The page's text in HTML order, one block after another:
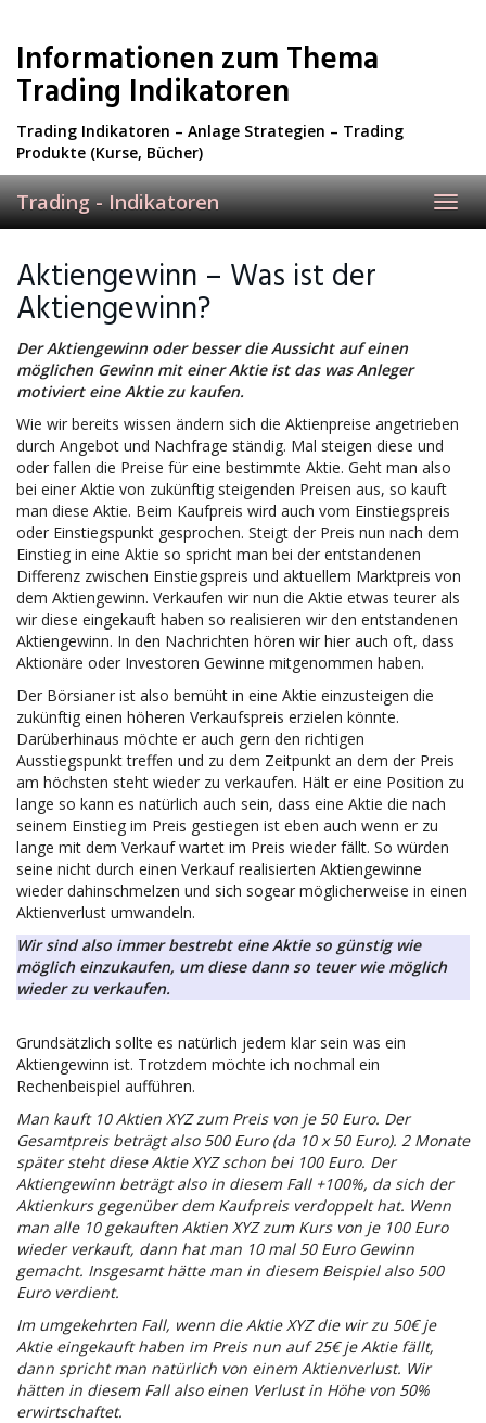
main
content
Informationen zum Thema
Trading Indikatoren
Trading Indikatoren – Anlage Strategien – Trading
Produkte (Kurse, Bücher)
Trading - Indikatoren
Aktiengewinn – Was ist der
Aktiengewinn?
Der Aktiengewinn oder besser die Aussicht auf einen
möglichen Gewinn mit einer Aktie ist das was Anleger
motiviert eine Aktie zu kaufen.
Wie wir bereits wissen ändern sich die Aktienpreise angetrieben
durch Angebot und Nachfrage ständig. Mal steigen diese und
oder fallen die Preise für eine bestimmte Aktie. Geht man also
bei einer Aktie von zukünftig steigenden Preisen aus, so kauft
man diese Aktie. Beim Kaufpreis wird auch vom Einstiegspreis
oder Einstiegspunkt gesprochen. Steigt der Preis nun nach dem
Einstieg in eine Aktie so spricht man bei der entstandenen
Differenz zwischen Einstiegspreis und aktuellem Marktpreis von
dem Aktiengewinn. Verkaufen wir nun die Aktie etwas teurer als
wir diese eingekauft haben so realisieren wir den entstandenen
Aktiengewinn. In den Nachrichten hören wir hier auch oft, dass
Aktionäre oder Investoren Gewinne mitgenommen haben.
Der Börsianer ist also bemüht in eine Aktie einzusteigen die
zukünftig einen höheren Verkaufspreis erzielen könnte.
Darüberhinaus möchte er auch gern den richtigen
Ausstiegspunkt treffen und zu dem Zeitpunkt an dem der Preis
am höchsten steht wieder zu verkaufen. Hält er eine Position zu
lange so kann es natürlich auch sein, dass eine Aktie die nach
seinem Einstieg im Preis gestiegen ist eben auch wenn er zu
lange mit dem Verkauf wartet im Preis wieder fällt. So würden
seine nicht durch einen Verkauf realisierten Aktiengewinne
wieder dahinschmelzen und sich sogear möglicherweise in einen
Aktienverlust umwandeln.
Wir sind also immer bestrebt eine Aktie so günstig wie
möglich einzukaufen, um diese dann so teuer wie möglich
wieder zu verkaufen.
Grundsätzlich sollte es natürlich jedem klar sein was ein
Aktiengewinn ist. Trotzdem möchte ich nochmal ein
Rechenbeispiel aufführen.
Man kauft 10 Aktien XYZ zum Preis von je 50 Euro. Der
Gesamtpreis beträgt also 500 Euro (da 10 x 50 Euro). 2 Monate
später steht diese Aktie XYZ schon bei 100 Euro. Der
Aktiengewinn beträgt also in diesem Fall +100%, da sich der
Aktienkurs gegenüber dem Kaufpreis verdoppelt hat. Wenn
man alle 10 gekauften Aktien XYZ zum Kurs von je 100 Euro
wieder verkauft, dann hat man 10 mal 50 Euro Gewinn
gemacht. Insgesamt hätte man in diesem Beispiel also 500
Euro verdient.
Im umgekehrten Fall, wenn die Aktie XYZ die wir zu 50€ je
Aktie eingekauft haben im Preis nun auf 25€ je Aktie fällt,
dann spricht man natürlich von einem Aktienverlust. Wir
hätten in diesem Fall also einen Verlust in Höhe von 50%
erwirtschaftet.